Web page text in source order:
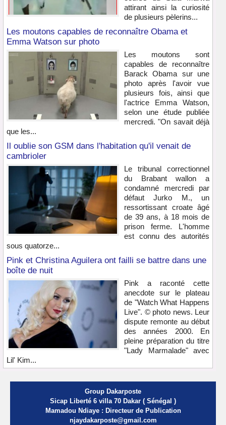
attirant ainsi la curiosité
de plusieurs pèlerins...
Les moutons capables de reconnaître Obama et
Emma Watson sur photo
Les moutons sont
capables de reconnaître
Barack Obama sur une
photo après l'avoir vue
plusieurs fois, ainsi que
l'actrice Emma Watson,
selon une étude publiée
mercredi. "On savait déjà
que les...
Il oublie son GSM dans l'habitation qu'il venait de
cambrioler
Le tribunal correctionnel
du Brabant wallon a
condamné mercredi par
défaut Jurko M., un
ressortissant croate âgé
de 39 ans, à 18 mois de
prison ferme. L'homme
est connu des autorités
sous quatorze...
Pink et Christina Aguilera ont failli se battre dans une
boîte de nuit
Pink a raconté cette
anecdote sur le plateau
de "Watch What Happens
Live". © photo news. Leur
dispute remonte au début
des années 2000. En
pleine préparation du titre
"Lady Marmalade" avec
Lil' Kim...
Group Dakarposte
Sicap Liberté 6 villa 70 Dakar ( Sénégal )
Mamadou Ndiaye : Directeur de Publication
njaydakarposte@gmail.com